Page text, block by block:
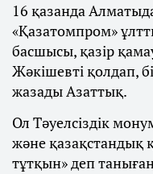
16 қазанда
«Қазатомпром»
басшысы, қазір
Жәкішевті қолдап,
жазады Азаттық.
Ол Тәуелсіздік
және қазақстандық
тұтқын» деп